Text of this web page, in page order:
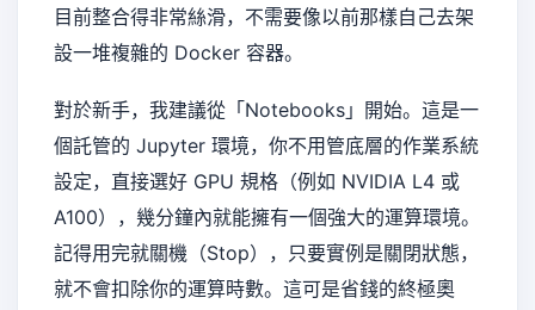
目前整合得非常絲滑，不需要像以前那樣自己去架
設一堆複雜的 Docker 容器。
對於新手，我建議從「Notebooks」開始。這是一
個託管的 Jupyter 環境，你不用管底層的作業系統
設定，直接選好 GPU 規格（例如 NVIDIA L4 或
A100），幾分鐘內就能擁有一個強大的運算環境。
記得用完就關機（Stop），只要實例是關閉狀態，
就不會扣除你的運算時數。這可是省錢的終極奧